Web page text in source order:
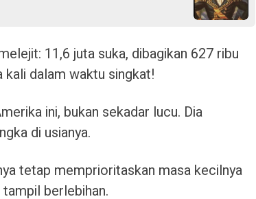
11,6 juta suka, dibagikan 627 ribu
kali dalam waktu singkat!
ini, bukan sekadar lucu. Dia
di usianya.
tetap memprioritaskan masa kecilnya
berlebihan.